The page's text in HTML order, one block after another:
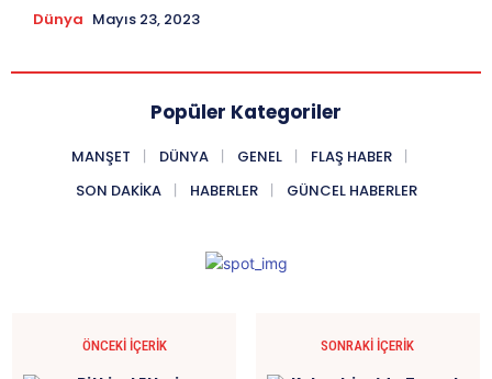
Dünya Mayıs 23, 2023
Popüler Kategoriler
MANŞET DÜNYA GENEL
FLAŞ HABER
SON DAKIKA
HABERLER GÜNCEL HABERLER
ÖNCEKI İÇERIK SONRAKI İÇERIK